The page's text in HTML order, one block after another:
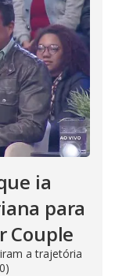
ia
para
Couple
a trajetória